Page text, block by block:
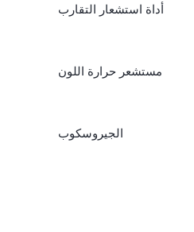
أداة استشعار التقارب
مستشعر حرارة اللون
الجيروسكوب